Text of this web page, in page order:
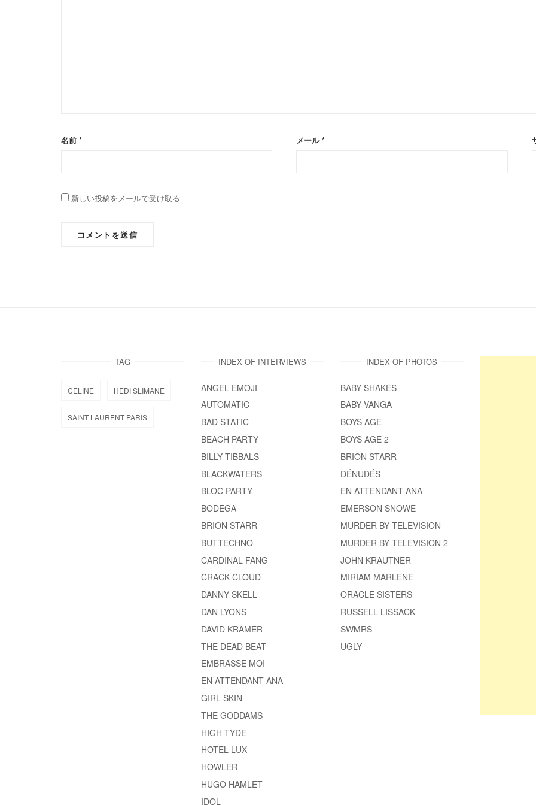
名前 * メール*
新しい投稿をメールで受け取る
TAG
CELINE HEDI SLIMANE
SAINT LAURENT PARIS
INDEX OF INTERVIEWS
ANGEL EMOJI
AUTOMATIC
BAD STATIC
BEACH PARTY
BILLY TIBBALS
BLACKWATERS
BLOC PARTY
BODEGA
BRION STARR
BUTTECHNO
CARDINAL FANG
CRACK CLOUD
DANNY SKELL
DAN LYONS
DAVID KRAMER
THE DEAD BEAT
EMBRASSE MOI
EN ATTENDANT ANA
GIRL SKIN
THE GODDAMS
HIGH TYDE
HOTEL LUX
HOWLER
HUGO HAMLET
IDOL
INDEX OF PHOTOS
BABY SHAKES
BABY VANGA
BOYS AGE
BOYS AGE 2
BRION STARR
DÉNUDÉS
EN ATTENDANT ANA
EMERSON SNOWE
MURDER BY TELEVISION
MURDER BY TELEVISION 2
JOHN KRAUTNER
MIRIAM MARLENE
ORACLE SISTERS
RUSSELL LISSACK
SWMRS
UGLY